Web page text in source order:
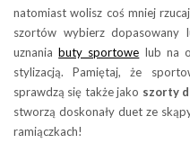
natomiast wolisz coś mniej
szortów wybierz dopasowany
uznaniabuty sportowe lub na
stylizacją. Pamiętaj, że
sprawdzą się także jako szorty
stworzą doskonały duet ze
ramiączkach!